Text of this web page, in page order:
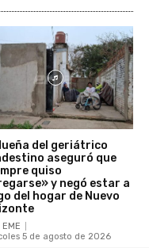
del geriátrico
aseguró que
quiso
y negó estar a
del hogar de Nuevo
5 de agosto de 2026